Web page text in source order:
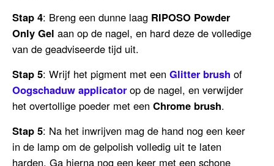
Stap 4: Breng een dunne laag RIPOSO Powder
Only Gel aan op de nagel, en hard deze de volledige
van de geadviseerde tijd uit.
Stap 5: Wrijf het pigment met een Glitter brush of
Oogschaduw applicatorop de nagel, en verwijder
het overtollige poeder met een Chrome brush.
Stap 5: Na het inwrijven mag de hand nog een keer
in de lamp om de gelpolish volledig uit te laten
harden. Ga hierna nog een keer met een schone